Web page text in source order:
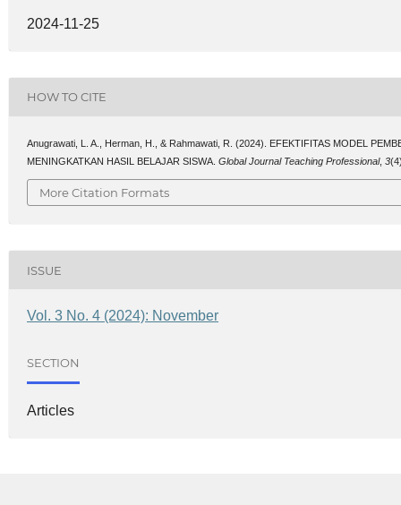
2024-11-25
HOW TO CITE
Anugrawati, L. A., Herman, H., & Rahmawati, R. (2024). EFEKTIFITAS MODEL
MENINGKATKAN HASIL BELAJAR SISWA. Global Journal Teaching Professional, 3
More Citation Formats
ISSUE
Vol. 3 No. 4 (2024): November
SECTION
Articles